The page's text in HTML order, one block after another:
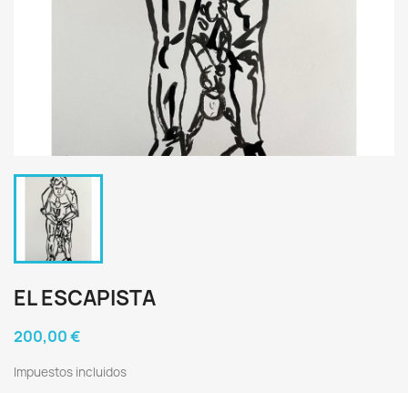
EL ESCAPISTA
200,00 €
Impuestos incluidos